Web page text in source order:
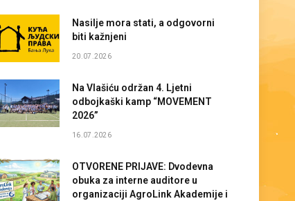
Nasilje mora stati, a odgovorni
biti kažnjeni
20.07.2026
Na Vlašiću održan 4. Ljetni
odbojkaški kamp “MOVEMENT
2026”
16.07.2026
OTVORENE PRIJAVE: Dvodevna
obuka za interne auditore u
organizaciji AgroLink Akademije i